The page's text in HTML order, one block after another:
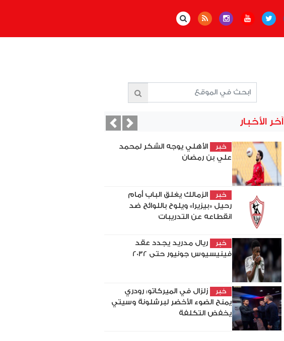
آخر الأخبار
خبر
الأهلي يوجه الشكر لمحمد
علي بن رمضان
خبر
الزمالك يغلق الباب أمام
رحيل «بيزيرا» ويلوح باللوائح ضد
انقطاعه عن التدريبات
خبر
ريال مدريد يجدد عقد
فينيسيوس جونيور حتى 2032
خبر
زلزال في الميركاتو: رودري
يمنح الضوء الأخضر لبرشلونة وسيتي
يخفض التكلفة
PreviousNext